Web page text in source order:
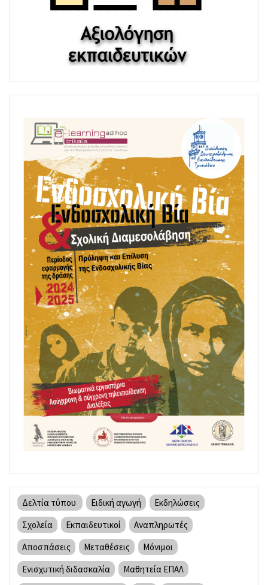
Δελτία τύπου Ειδική αγωγή
Εκδηλώσεις
Σχολεία
Εκπαιδευτικοί
Αναπληρωτές
Αποσπάσεις
Μεταθέσεις
Μόνιμοι
Ενισχυτική διδασκαλία
Μαθητεία ΕΠΑΛ